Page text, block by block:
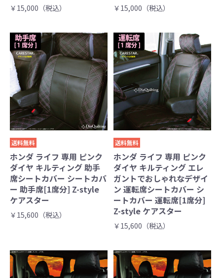
￥15,000（税込） ￥15,000（税込）
送料無料
ホンダ ライフ 専用 ピンク
ダイヤ キルティング 助手
席シートカバー シートカバ
ー 助手席[1席分] Z-style
ケアスター
￥15,600（税込）
送料無料
ホンダ ライフ 専用 ピンク
ダイヤ キルティング エレ
ガントでおしゃれなデザイ
ン 運転席シートカバー シ
ートカバー 運転席[1席分]
Z-style ケアスター
￥15,600（税込）